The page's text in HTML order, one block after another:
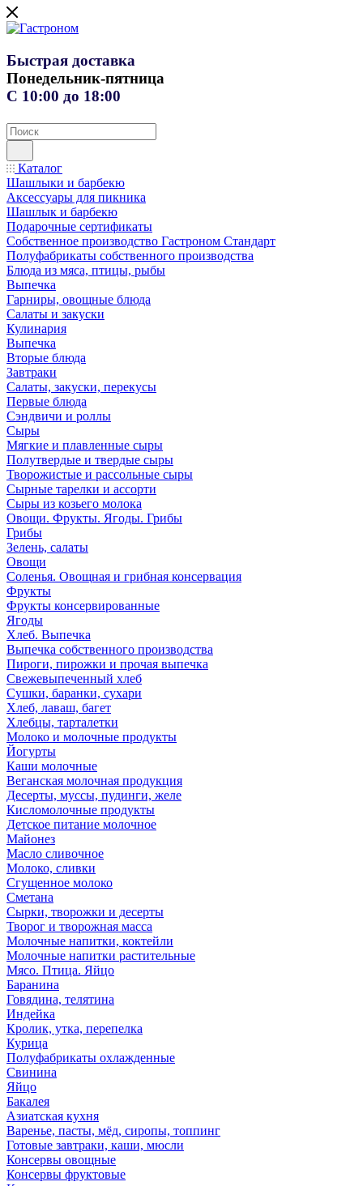
Быстрая доставка
Понедельник-пятница
С 10:00 до 18:00
Каталог
Шашлыки и барбекю
Аксессуары для пикника
Шашлык и барбекю
Подарочные сертификаты
Собственное производство Гастроном Стандарт
Полуфабрикаты собственного производства
Блюда из мяса, птицы, рыбы
Выпечка
Гарниры, овощные блюда
Салаты и закуски
Кулинария
Выпечка
Вторые блюда
Завтраки
Салаты, закуски, перекусы
Первые блюда
Сэндвичи и роллы
Сыры
Мягкие и плавленные сыры
Полутвердые и твердые сыры
Творожистые и рассольные сыры
Сырные тарелки и ассорти
Сыры из козьего молока
Овощи. Фрукты. Ягоды. Грибы
Грибы
Зелень, салаты
Овощи
Соленья. Овощная и грибная консервация
Фрукты
Фрукты консервированные
Ягоды
Хлеб. Выпечка
Выпечка собственного производства
Пироги, пирожки и прочая выпечка
Свежевыпеченный хлеб
Сушки, баранки, сухари
Хлеб, лаваш, багет
Хлебцы, тарталетки
Молоко и молочные продукты
Йогурты
Каши молочные
Веганская молочная продукция
Десерты, муссы, пудинги, желе
Кисломолочные продукты
Детское питание молочное
Майонез
Масло сливочное
Молоко, сливки
Сгущенное молоко
Сметана
Сырки, творожки и десерты
Творог и творожная масса
Молочные напитки, коктейли
Молочные напитки растительные
Мясо. Птица. Яйцо
Баранина
Говядина, телятина
Индейка
Кролик, утка, перепелка
Курица
Полуфабрикаты охлажденные
Свинина
Яйцо
Бакалея
Азиатская кухня
Варенье, пасты, мёд, сиропы, топпинг
Готовые завтраки, каши, мюсли
Консервы овощные
Консервы фруктовые